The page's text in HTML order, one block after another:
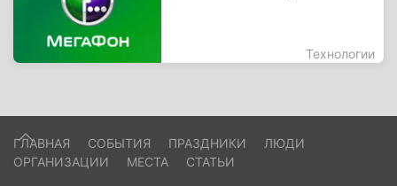
Технологии
ГЛАВНАЯ СОБЫТИЯ ПРАЗДНИКИ
ЛЮДИ
ОРГАНИЗАЦИИ
МЕСТА СТАТЬИ